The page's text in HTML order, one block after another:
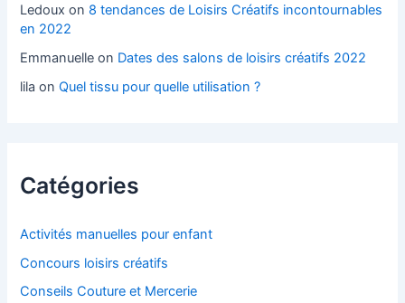
Ledoux on 8 tendances de Loisirs Créatifs incontournables
en 2022
Emmanuelle on Dates des salons de loisirs créatifs 2022
lila onQuel tissu pour quelle utilisation ?
Catégories
Activités manuelles pour enfant
Concours loisirs créatifs
Conseils Couture et Mercerie